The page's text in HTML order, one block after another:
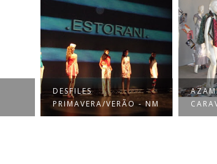
- NM
AZAMIGAS E A
CARAVANA DE NIKITY